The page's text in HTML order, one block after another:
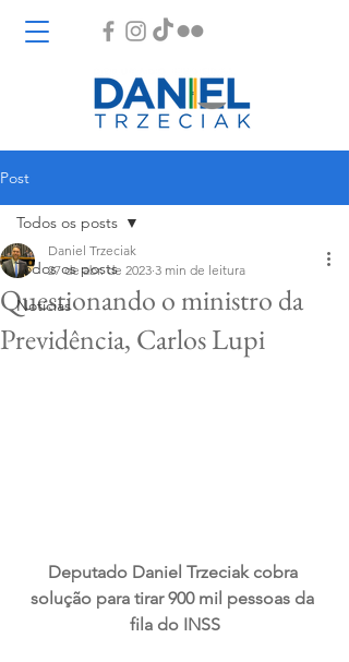
Post
Todos os posts
Notícias
Todos os posts
Questionando o ministro da
Previdência, Carlos Lupi
Daniel Trzeciak
27 de abr. de 2023 3 min de leitura
Deputado Daniel Trzeciak cobra
solução para tirar 900 mil pessoas da
fila do INSS